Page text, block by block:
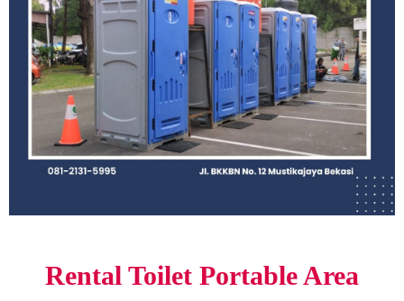
Rental Toilet Portable Area